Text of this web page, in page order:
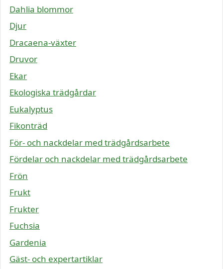
Dahlia blommor
Djur
Dracaena-växter
Druvor
Ekar
Ekologiska trädgårdar
Eukalyptus
Fikonträd
För- och nackdelar med trädgårdsarbete
Fördelar och nackdelar med trädgårdsarbete
Frön
Frukt
Frukter
Fuchsia
Gardenia
Gäst- och expertartiklar